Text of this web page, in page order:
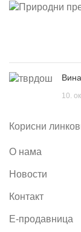
10.
Корисни
О нама
Новости
Контакт
Е-продавница